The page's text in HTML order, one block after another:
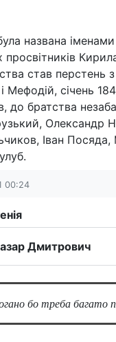
названа
став перстень
Мефодій, січень
до братства
Олександр
Іван
00:24
Дмитрович
бо треба багато